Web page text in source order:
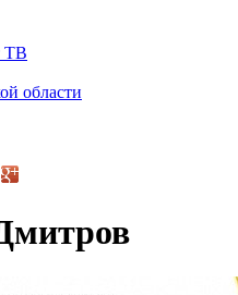
ТВ
области